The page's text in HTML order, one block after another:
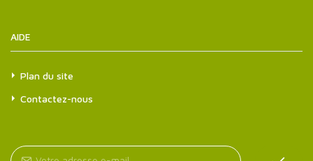
AIDE
Plan du site
Contactez-nous